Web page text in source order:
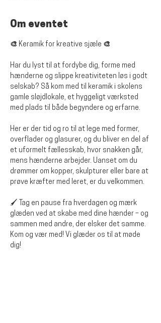
Om eventet
🎨 Keramik for kreative sjæle 🎨
Har du lyst til at fordybe dig, forme med
hænderne og slippe kreativiteten løs i godt
selskab? Så kom med til keramik i skolens
gamle sløjdlokale, et hyggeligt værksted
med plads til både begyndere og erfarne.
Her er der tid og ro til at lege med former,
overflader og glasurer, og du bliver en del af
et uformelt fællesskab, hvor snakken går,
mens hænderne arbejder. Uanset om du
drømmer om kopper, skulpturer eller bare at
prøve kræfter med leret, er du velkommen.
🖌️ Tag en pause fra hverdagen og mærk
glæden ved at skabe med dine hænder – og
sammen med andre, der elsker det samme.
Kom og vær med! Vi glæder os til at møde
dig!